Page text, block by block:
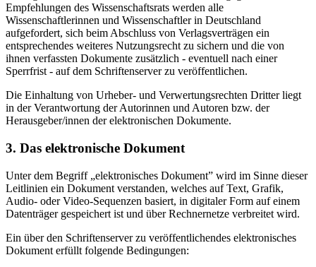
Empfehlungen des Wissenschaftsrats werden alle
Wissenschaftlerinnen und Wissenschaftler in Deutschland
aufgefordert, sich beim Abschluss von Verlagsverträgen ein
entsprechendes weiteres Nutzungsrecht zu sichern und die von
ihnen verfassten Dokumente zusätzlich - eventuell nach einer
Sperrfrist - auf dem Schriftenserver zu veröffentlichen.
Die Einhaltung von Urheber- und Verwertungsrechten Dritter liegt
in der Verantwortung der Autorinnen und Autoren bzw. der
Herausgeber/innen der elektronischen Dokumente.
3. Das elektronische Dokument
Unter dem Begriff „elektronisches Dokument” wird im Sinne dieser
Leitlinien ein Dokument verstanden, welches auf Text, Grafik,
Audio- oder Video-Sequenzen basiert, in digitaler Form auf einem
Datenträger gespeichert ist und über Rechnernetze verbreitet wird.
Ein über den Schriftenserver zu veröffentlichendes elektronisches
Dokument erfüllt folgende Bedingungen: